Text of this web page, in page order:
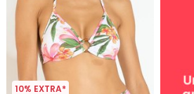
10% EXTRA*